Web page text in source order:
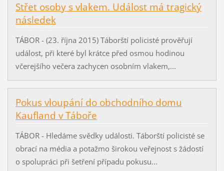
Střet osoby s vlakem. Událost má tragický
následek
TÁBOR - (23. října 2015) Táborští policisté prověřují
událost, při které byl krátce před osmou hodinou
včerejšího večera zachycen osobním vlakem,...
Pokus vloupání do obchodního domu
Kaufland v Táboře
TÁBOR - Hledáme svědky události. Táborští policisté se
obrací na média a potažmo širokou veřejnost s žádostí
o spolupráci při šetření případu pokusu...